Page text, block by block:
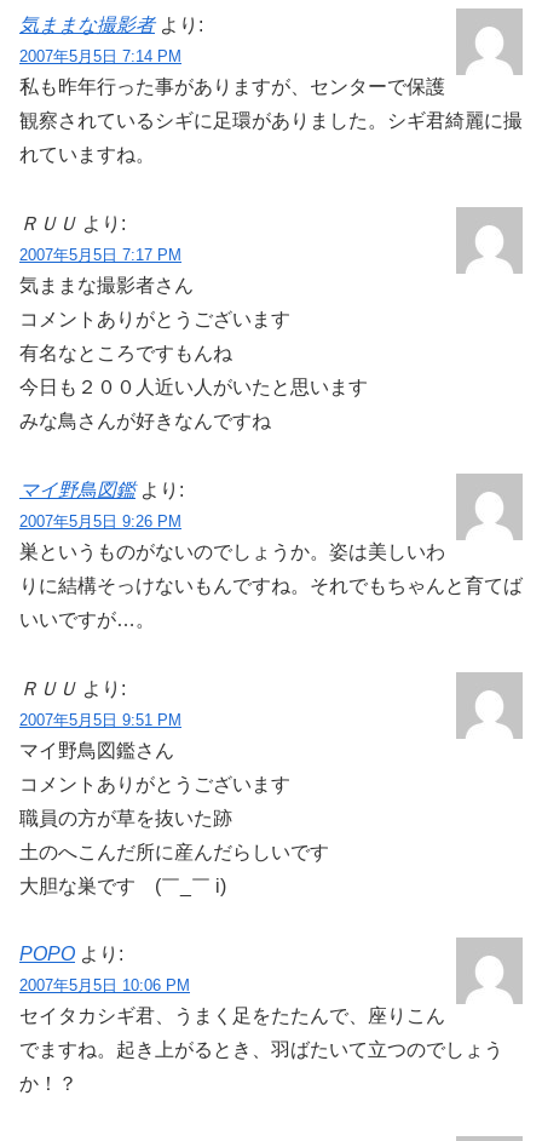
気ままな撮影者 より:
2007年5月5日 7:14 PM
私も昨年行った事がありますが、センターで保護
観察されているシギに足環がありました。シギ君綺麗に撮
れていますね。
ＲＵＵ より:
2007年5月5日 7:17 PM
気ままな撮影者さん
コメントありがとうございます
有名なところですもんね
今日も２００人近い人がいたと思います
みな鳥さんが好きなんですね
マイ野鳥図鑑 より:
2007年5月5日 9:26 PM
巣というものがないのでしょうか。姿は美しいわ
りに結構そっけないもんですね。それでもちゃんと育てば
いいですが…。
ＲＵＵ より:
2007年5月5日 9:51 PM
マイ野鳥図鑑さん
コメントありがとうございます
職員の方が草を抜いた跡
土のへこんだ所に産んだらしいです
大胆な巣です (￣_￣ i)
POPO より:
2007年5月5日 10:06 PM
セイタカシギ君、うまく足をたたんで、座りこん
でますね。起き上がるとき、羽ばたいて立つのでしょう
か！？